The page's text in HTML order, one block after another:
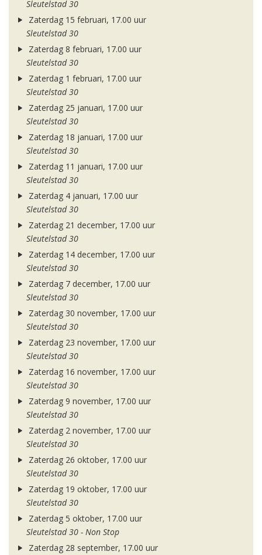
Sleutelstad 30
Zaterdag 15 februari, 17.00 uur
Sleutelstad 30
Zaterdag 8 februari, 17.00 uur
Sleutelstad 30
Zaterdag 1 februari, 17.00 uur
Sleutelstad 30
Zaterdag 25 januari, 17.00 uur
Sleutelstad 30
Zaterdag 18 januari, 17.00 uur
Sleutelstad 30
Zaterdag 11 januari, 17.00 uur
Sleutelstad 30
Zaterdag 4 januari, 17.00 uur
Sleutelstad 30
Zaterdag 21 december, 17.00 uur
Sleutelstad 30
Zaterdag 14 december, 17.00 uur
Sleutelstad 30
Zaterdag 7 december, 17.00 uur
Sleutelstad 30
Zaterdag 30 november, 17.00 uur
Sleutelstad 30
Zaterdag 23 november, 17.00 uur
Sleutelstad 30
Zaterdag 16 november, 17.00 uur
Sleutelstad 30
Zaterdag 9 november, 17.00 uur
Sleutelstad 30
Zaterdag 2 november, 17.00 uur
Sleutelstad 30
Zaterdag 26 oktober, 17.00 uur
Sleutelstad 30
Zaterdag 19 oktober, 17.00 uur
Sleutelstad 30
Zaterdag 5 oktober, 17.00 uur
Sleutelstad 30 - Non Stop
Zaterdag 28 september, 17.00 uur